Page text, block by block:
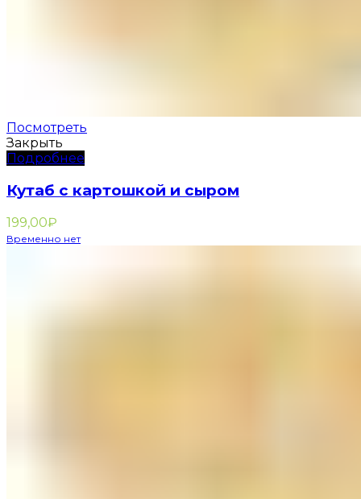
Посмотреть
Закрыть
Подробнее
Кутаб с картошкой и сыром
199,00₽
Временно нет